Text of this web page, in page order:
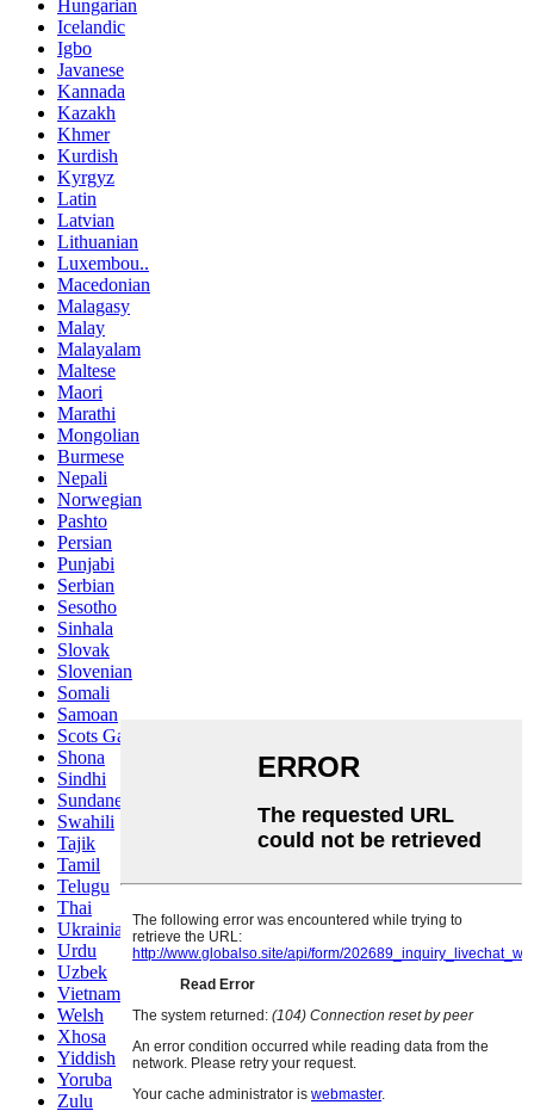
Hungarian
Icelandic
Igbo
Javanese
Kannada
Kazakh
Khmer
Kurdish
Kyrgyz
Latin
Latvian
Lithuanian
Luxembou..
Macedonian
Malagasy
Malay
Malayalam
Maltese
Maori
Marathi
Mongolian
Burmese
Nepali
Norwegian
Pashto
Persian
Punjabi
Serbian
Sesotho
Sinhala
Slovak
Slovenian
Somali
Samoan
Scots Gaelic
Shona
Sindhi
Sundanese
Swahili
Tajik
Tamil
Telugu
Thai
Ukrainian
Urdu
Uzbek
Vietnamese
Welsh
Xhosa
Yiddish
Yoruba
Zulu